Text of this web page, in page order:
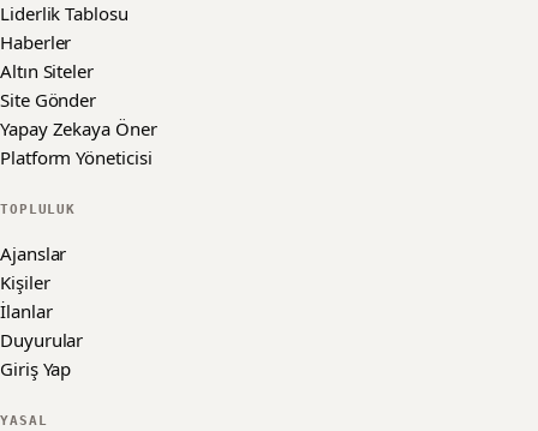
Liderlik Tablosu
Haberler
Altın Siteler
Site Gönder
Yapay Zekaya Öner
Platform Yöneticisi
TOPLULUK
Ajanslar
Kişiler
İlanlar
Duyurular
Giriş Yap
YASAL